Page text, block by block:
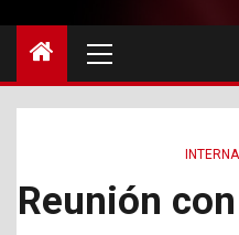
principal
Reunión